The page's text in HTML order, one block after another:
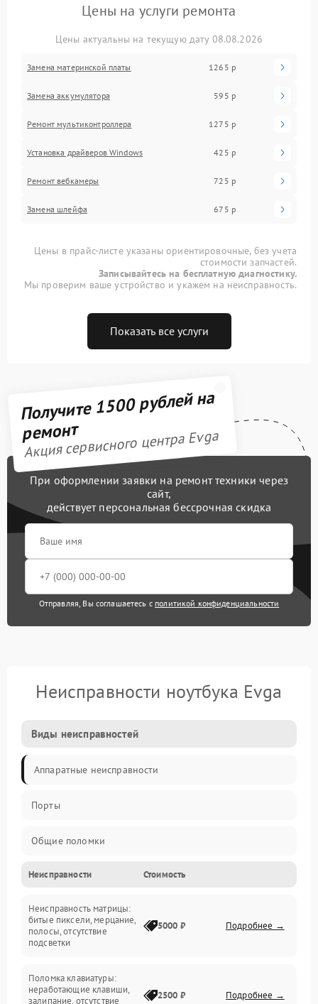
Цены на услуги ремонта
Цены актуальны на текущую дату 08.08.2026
Замена материнской платы 1265 р
Замена аккумулятора 595 р
Ремонт мультиконтроллера 1275 р
Установка драйверов Windows 425 р
Ремонт вебкамеры 725 р
Замена шлейфа 675 р
Цены в прайс-листе указаны ориентировочные, без учета
стоимости запчастей.
Записывайтесь на бесплатную диагностику.
Мы проверим ваше устройство и укажем на неисправность.
Показать все услуги
Получите 1500 рублей на
ремонт
Акция сервисного центра Evga
При оформлении заявки на ремонт техники через
сайт,
действует персональная бессрочная скидка
Отправляя, Вы соглашаетесь с политикой конфиденциальности
Неисправности ноутбука Evga
Виды неисправностей
Аппаратные неисправности
Порты
Общие поломки
Устройства
Программные ошибки
Электрические и системные сбои
Интерфейсные проблемы
Неисправности Стоимость
Неисправность матрицы:
битые пиксели, мерцание,
полосы, отсутствие
подсветки
5000 ₽ Подробнее →
Поломка клавиатуры:
неработающие клавиши,
залипание, отсутствие
2500 ₽ Подробнее →